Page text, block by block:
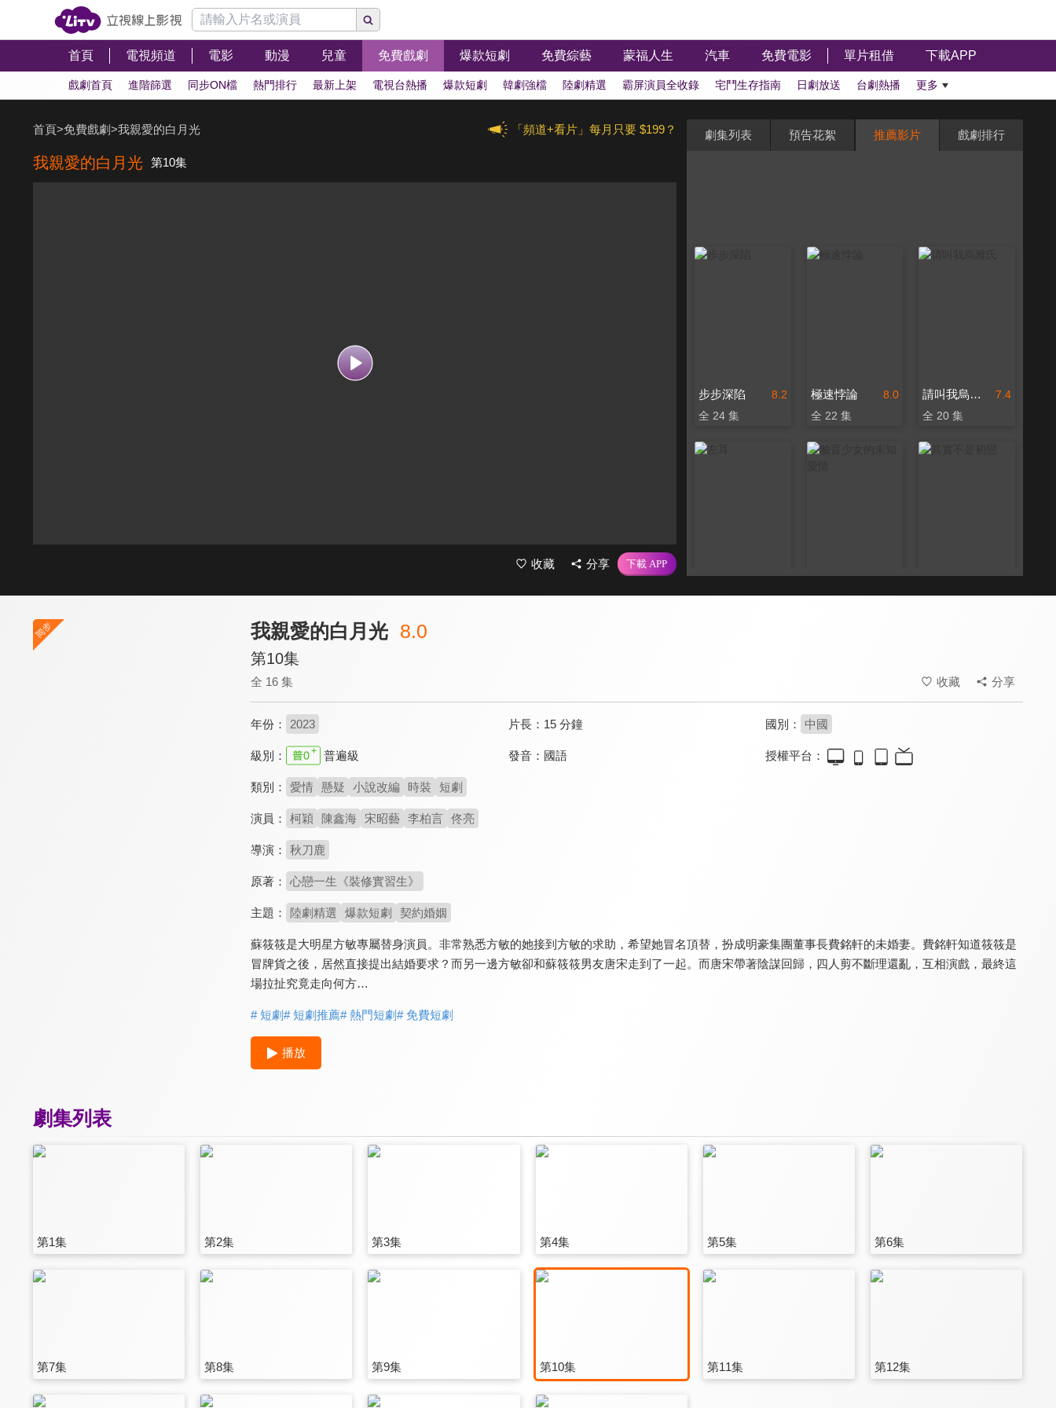
首頁 電視頻道 電影 動漫 兒童 免費戲劇 爆款短劇 免費綜藝 蒙福人生 汽車 免費電影 單片租借 下載APP
戲劇首頁 進階篩選 同步ON檔 熱門排行 最新上架 電視台熱播 爆款短劇 韓劇強檔 陸劇精選 霸屏演員全收錄 宅鬥生存指南 日劇放送 台劇熱播 更多
「頻道+看片」每月只要 $199？
首頁>免費戲劇>我親愛的白月光
我親愛的白月光 第10集
收藏 分享
劇集列表 預告花絮 推薦影片 戲劇排行
8.2
步步深陷
全 24 集
8.0
極速悖論
全 22 集
7.4
請叫我烏雅氏
全 20 集
我親愛的白月光 8.0
第10集
全 16 集 收藏 分享
年份： 2023 片長： 15 分鐘 國別： 中國
級別： 普遍級 發音： 國語 授權平台：
類別： 愛情 懸疑 小說改編 時裝 短劇
演員： 柯穎 陳鑫海 宋昭藝 李柏言 佟亮
導演： 秋刀鹿
原著： 心戀一生《裝修實習生》
主題： 陸劇精選 爆款短劇 契約婚姻
蘇筱筱是大明星方敏專屬替身演員。非常熟悉方敏的她接到方敏的求助，希望她冒名頂替，扮成明豪集團董事長費銘軒的未婚妻。費銘軒知道筱筱是
冒牌貨之後，居然直接提出結婚要求？而另一邊方敏卻和蘇筱筱男友唐宋走到了一起。而唐宋帶著陰謀回歸，四人剪不斷理還亂，互相演戲，最終這
場拉扯究竟走向何方…
# 短劇# 短劇推薦# 熱門短劇# 免費短劇
播放
劇集列表
第1集 第2集 第3集 第4集 第5集 第6集
第7集 第8集 第9集 第10集 第11集 第12集